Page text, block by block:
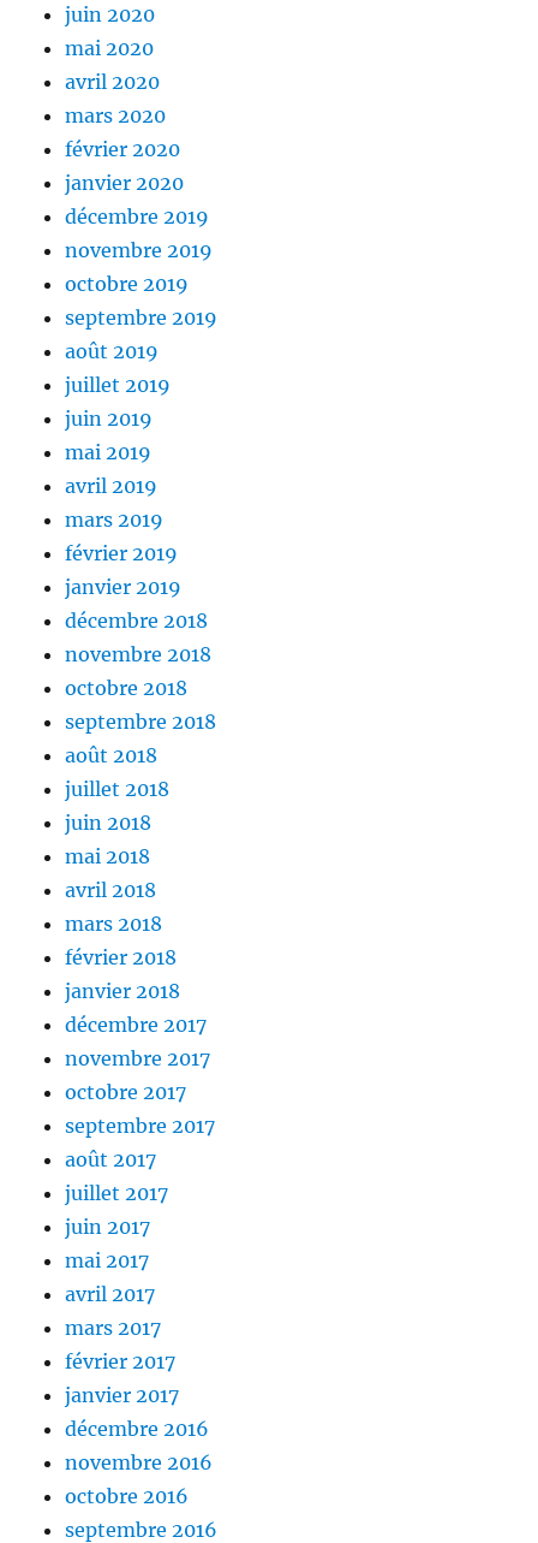
juin 2020
mai 2020
avril 2020
mars 2020
février 2020
janvier 2020
décembre 2019
novembre 2019
octobre 2019
septembre 2019
août 2019
juillet 2019
juin 2019
mai 2019
avril 2019
mars 2019
février 2019
janvier 2019
décembre 2018
novembre 2018
octobre 2018
septembre 2018
août 2018
juillet 2018
juin 2018
mai 2018
avril 2018
mars 2018
février 2018
janvier 2018
décembre 2017
novembre 2017
octobre 2017
septembre 2017
août 2017
juillet 2017
juin 2017
mai 2017
avril 2017
mars 2017
février 2017
janvier 2017
décembre 2016
novembre 2016
octobre 2016
septembre 2016